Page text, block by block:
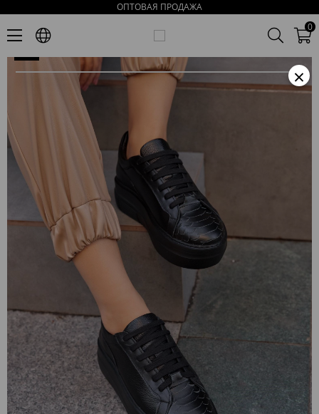
ОПТОВАЯ ПРОДАЖА
0
Russi Черные Женские Кроссовки из Натуральной Кожи
×